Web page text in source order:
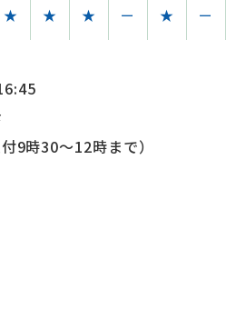
★ ★ ★ ー ★ ー
9時30～12時まで）